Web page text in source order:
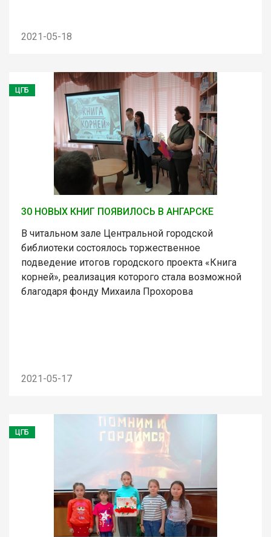
2021-05-18
ЦГБ
30 НОВЫХ КНИГ ПОЯВИЛОСЬ В АНГАРСКЕ
В читальном зале Центральной городской
библиотеки состоялось торжественное
подведение итогов городского проекта «Книга
корней», реализация которого стала возможной
благодаря фонду Михаила Прохорова
2021-05-17
ЦГБ